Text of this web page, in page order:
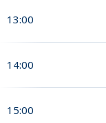
13:00
14:00
15:00